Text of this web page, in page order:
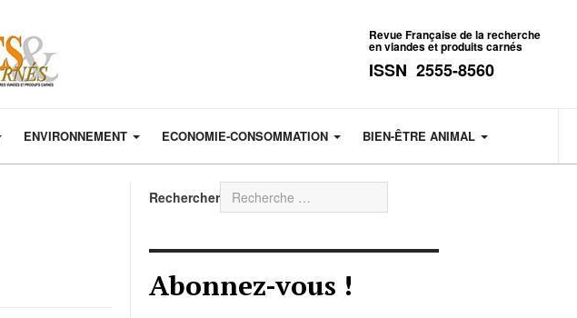
Revue Française de la recherche
en viandes et produits carnés
ISSN 2555-8560
ENVIRONNEMENT ECONOMIE-CONSOMMATION BIEN-ÊTRE ANIMAL
Rechercher
Abonnez-vous !